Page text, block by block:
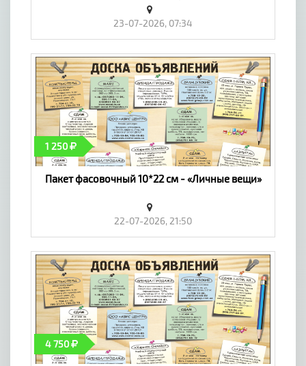
23-07-2026, 07:34
1 250
Пакет фасовочный 10*22 см - «Личные вещи»
22-07-2026, 21:50
4 750